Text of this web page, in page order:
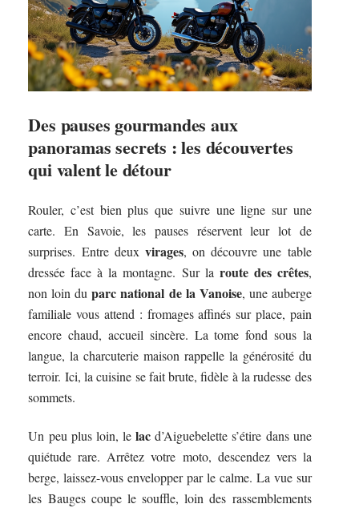
Des pauses gourmandes aux
panoramas secrets : les découvertes
qui valent le détour
Rouler, c’est bien plus que suivre une ligne sur une
carte. En Savoie, les pauses réservent leur lot de
surprises. Entre deux virages, on découvre une table
dressée face à la montagne. Sur la route des crêtes,
non loin duparc national de la Vanoise, une auberge
familiale vous attend : fromages affinés sur place, pain
encore chaud, accueil sincère. La tome fond sous la
langue, la charcuterie maison rappelle la générosité du
terroir. Ici, la cuisine se fait brute, fidèle à la rudesse des
sommets.
Un peu plus loin, lelac d’Aiguebelette s’étire dans une
quiétude rare. Arrêtez votre moto, descendez vers la
berge, laissez-vous envelopper par le calme. La vue sur
les Bauges coupe le souffle, loin des rassemblements